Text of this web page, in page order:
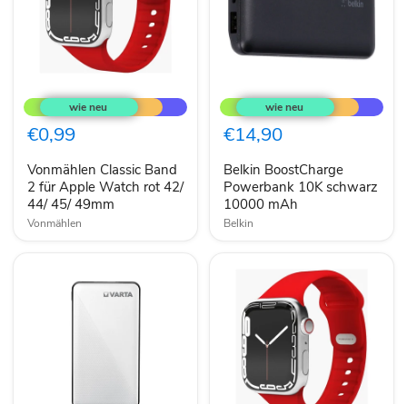
Classic
Band
2
für
Watch
rot
42/
44/
45/
€0,99
Vonmählen Classic Band
2 für Apple Watch rot 42/
44/ 45/ 49mm
Vonmählen
BoostCharge
Powerbank
10K
schwarz
mAh
€14,90
Belkin BoostCharge
Powerbank 10K schwarz
10000 mAh
Belkin